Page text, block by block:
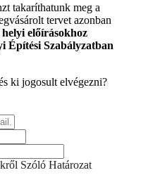
takaríthatunk meg a
tervet azonban
helyi előírásokhoz
Építési Szabályzatban
ki jogosult elvégezni?
Szóló Határozat